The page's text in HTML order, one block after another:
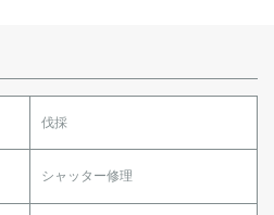
伐採
シャッター修理